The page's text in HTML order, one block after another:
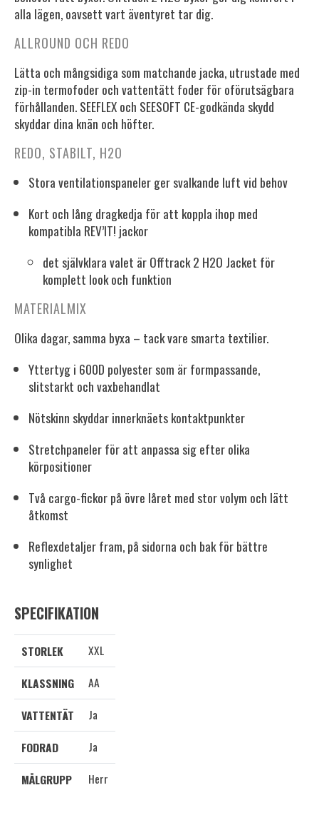
alla lägen, oavsett vart äventyret tar dig.
ALLROUND OCH REDO
Lätta och mångsidiga som matchande jacka, utrustade med
zip-in termofoder och vattentätt foder för oförutsägbara
förhållanden. SEEFLEX och SEESOFT CE-godkända skydd
skyddar dina knän och höfter.
REDO, STABILT, H2O
Stora ventilationspaneler ger svalkande luft vid behov
Kort och lång dragkedja för att koppla ihop med
kompatibla REV’IT! jackor
det självklara valet är Offtrack 2 H2O Jacket för
komplett look och funktion
MATERIALMIX
Olika dagar, samma byxa – tack vare smarta textilier.
Yttertyg i 600D polyester som är formpassande,
slitstarkt och vaxbehandlat
Nötskinn skyddar innerknäets kontaktpunkter
Stretchpaneler för att anpassa sig efter olika
körpositioner
Två cargo-fickor på övre låret med stor volym och lätt
åtkomst
Reflexdetaljer fram, på sidorna och bak för bättre
synlighet
SPECIFIKATION
STORLEK
XXL
KLASSNING
AA
VATTENTÄT
Ja
FODRAD
Ja
MÅLGRUPP
Herr